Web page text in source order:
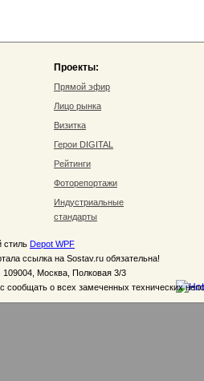
Проекты:
Прямой эфир
Лицо рынка
Визитка
Герои DIGITAL
Рейтинги
Фоторепортажи
Индустриальные
стандарты
стиль Depot WPF
ссылка на Sostav.ru обязательна!
109004, Москва, Полковая 3/3
сообщать о всех замеченных технических